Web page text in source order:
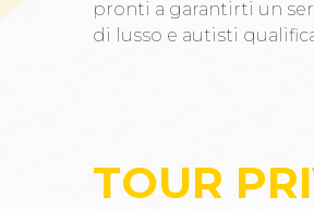
pronti a garantirti un
di lusso e autisti
TOUR